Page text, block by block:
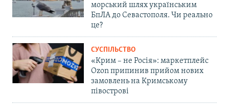
морський шлях українським
БпЛА до Севастополя. Чи реально
це?
СУСПІЛЬСТВО
«Крим – не Росія»: маркетплейс
Ozon припинив прийом нових
замовлень на Кримському
півострові